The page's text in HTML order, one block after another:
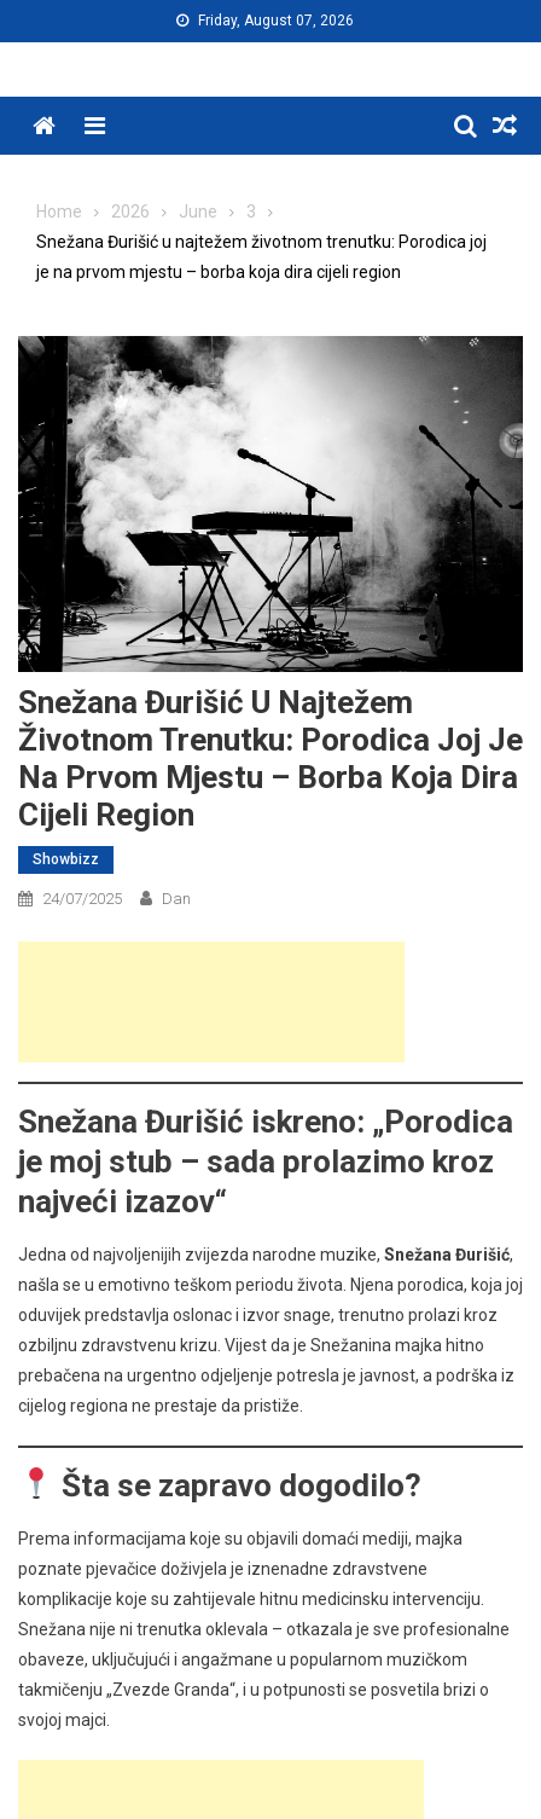
to
Friday, August 07, 2026
Menu
Home 2026 June
3
Snežana Đurišić u najtežem životnom trenutku: Porodica joj
je na prvom mjestu – borba koja dira cijeli region
Snežana Đurišić U Najtežem
Životnom Trenutku: Porodica Joj Je
Na Prvom Mjestu – Borba Koja Dira
Cijeli Region
Showbizz
24/07/2025 Dan
Snežana Đurišić iskreno: „Porodica
je moj stub – sada prolazimo kroz
najveći izazov“
Jedna od najvoljenijih zvijezda narodne muzike, Snežana Đurišić,
našla se u emotivno teškom periodu života. Njena porodica, koja joj
oduvijek predstavlja oslonac i izvor snage, trenutno prolazi kroz
ozbiljnu zdravstvenu krizu. Vijest da je Snežanina majka hitno
prebačena na urgentno odjeljenje potresla je javnost, a podrška iz
cijelog regiona ne prestaje da pristiže.
Šta se zapravo dogodilo?
Prema informacijama koje su objavili domaći mediji, majka
poznate pjevačice doživjela je iznenadne zdravstvene
komplikacije koje su zahtijevale hitnu medicinsku intervenciju.
Snežana nije ni trenutka oklevala – otkazala je sve profesionalne
obaveze, uključujući i angažmane u popularnom muzičkom
takmičenju „Zvezde Granda“, i u potpunosti se posvetila brizi o
svojoj majci.